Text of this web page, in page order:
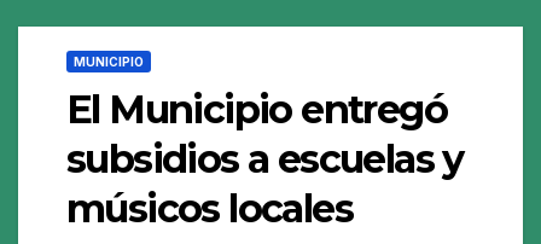
MUNICIPIO
El Municipio entregó
subsidios a escuelas y
músicos locales